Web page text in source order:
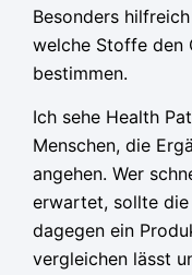
Besonders
welche Stoffe den
bestimmen.
Ich sehe Health
Menschen, die
angehen. Wer
erwartet, sollte die
dagegen ein
vergleichen lässt